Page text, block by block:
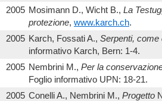
2005 Mosimann D., Wicht B., La
protezione, www.karch.ch.
2005 Karch, Fossati A., Serpenti,
informativo Karch, Bern: 1-4.
2005 Nembrini M., Per la
Foglio informativo UPN: 18-21.
2005 Conelli A., Nembrini M., Progetto